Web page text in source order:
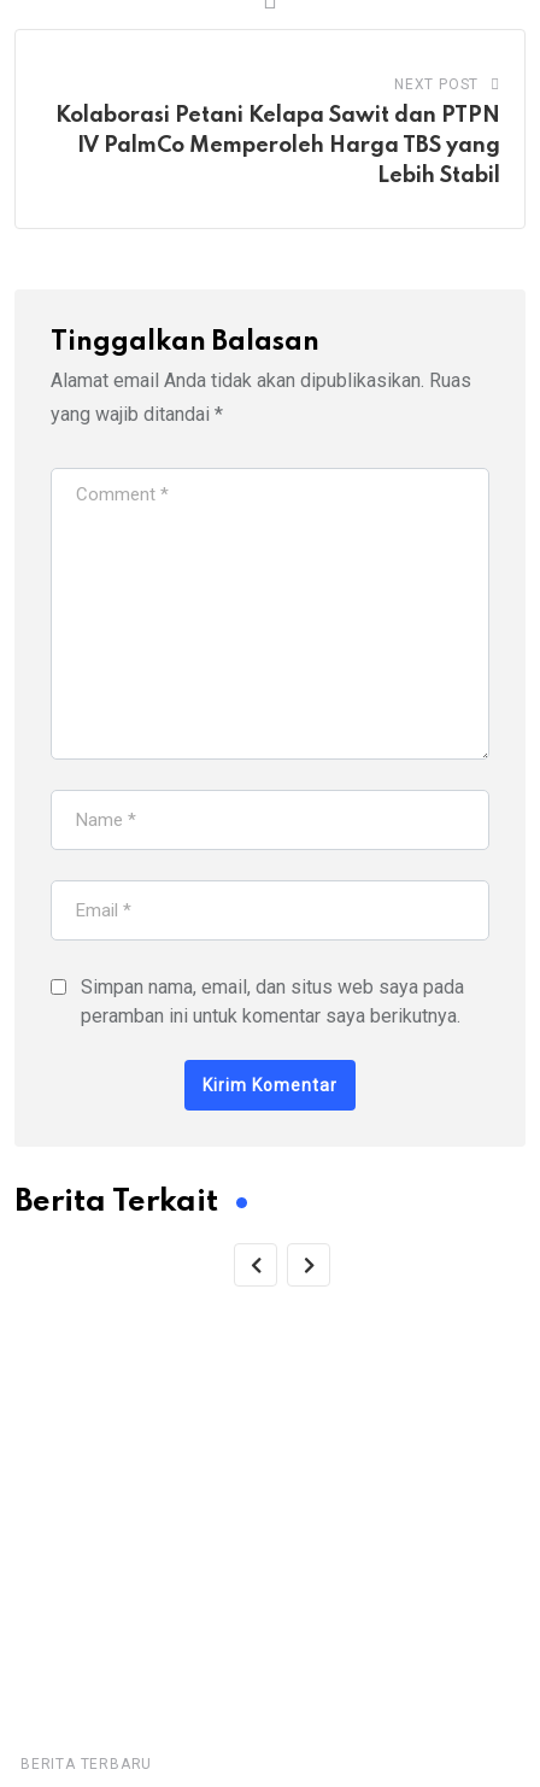
NEXT POST
Kolaborasi Petani Kelapa Sawit dan PTPN
IV PalmCo Memperoleh Harga TBS yang
Lebih Stabil
Tinggalkan Balasan
Alamat email Anda tidak akan dipublikasikan. Ruas
yang wajib ditandai *
Simpan nama, email, dan situs web saya pada
peramban ini untuk komentar saya berikutnya.
Berita Terkait
BERITA TERBARU